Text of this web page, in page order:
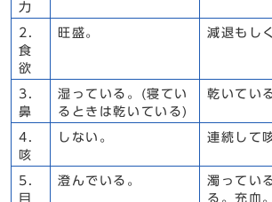
力
2.
食
欲
旺盛。 減退もし
3.
鼻
湿っている。(寝てい
るときは乾いている)
乾いてい
4.
咳
しない。 連続して
5.
目
澄んでいる。
濁ってい
る。充血。